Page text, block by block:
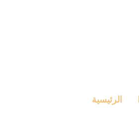
الرئيسية